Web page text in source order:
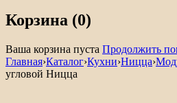
Корзина (0)
Ваша корзина пуста Продолжить
Главная›Каталог›Кухни›Ницца›
угловой Ницца